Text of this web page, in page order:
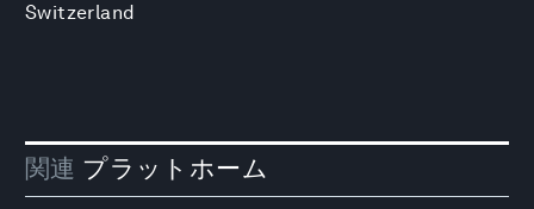
Switzerland
関連 プラットホーム